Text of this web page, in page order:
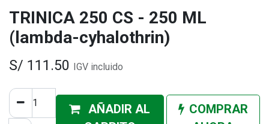
TRINICA 250 CS - 250 ML
(lambda-cyhalothrin)
S/ 111.50 IGV incluido
AÑADIR AL
COMPRAR